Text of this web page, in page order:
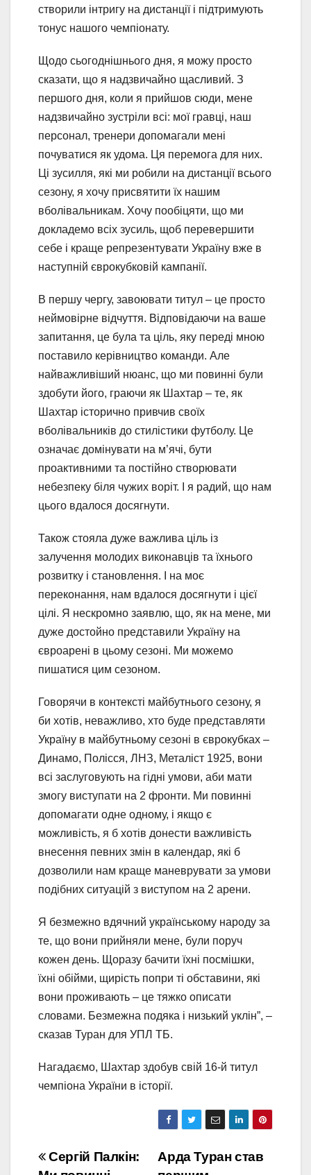
створили інтригу на дистанції і підтримують
тонус нашого чемпіонату.
Щодо сьогоднішнього дня, я можу просто
сказати, що я надзвичайно щасливий. З
першого дня, коли я прийшов сюди, мене
надзвичайно зустріли всі: мої гравці, наш
персонал, тренери допомагали мені
почуватися як удома. Ця перемога для них.
Ці зусилля, які ми робили на дистанції всього
сезону, я хочу присвятити їх нашим
вболівальникам. Хочу пообіцяти, що ми
докладемо всіх зусиль, щоб перевершити
себе і краще репрезентувати Україну вже в
наступній єврокубковій кампанії.
В першу чергу, завоювати титул – це просто
неймовірне відчуття. Відповідаючи на ваше
запитання, це була та ціль, яку переді мною
поставило керівництво команди. Але
найважливіший нюанс, що ми повинні були
здобути його, граючи як Шахтар – те, як
Шахтар історично привчив своїх
вболівальників до стилістики футболу. Це
означає домінувати на м’ячі, бути
проактивними та постійно створювати
небезпеку біля чужих воріт. І я радий, що нам
цього вдалося досягнути.
Також стояла дуже важлива ціль із
залучення молодих виконавців та їхнього
розвитку і становлення. І на моє
переконання, нам вдалося досягнути і цієї
цілі. Я нескромно заявлю, що, як на мене, ми
дуже достойно представили Україну на
євроарені в цьому сезоні. Ми можемо
пишатися цим сезоном.
Говорячи в контексті майбутнього сезону, я
би хотів, неважливо, хто буде представляти
Україну в майбутньому сезоні в єврокубках –
Динамо, Полісся, ЛНЗ, Металіст 1925, вони
всі заслуговують на гідні умови, аби мати
змогу виступати на 2 фронти. Ми повинні
допомагати одне одному, і якщо є
можливість, я б хотів донести важливість
внесення певних змін в календар, які б
дозволили нам краще маневрувати за умови
подібних ситуацій з виступом на 2 арени.
Я безмежно вдячний українському народу за
те, що вони прийняли мене, були поруч
кожен день. Щоразу бачити їхні посмішки,
їхні обійми, щирість попри ті обставини, які
вони проживають – це тяжко описати
словами. Безмежна подяка і низький уклін”, –
сказав Туран для УПЛ ТБ.
Нагадаємо, Шахтар здобув свій 16-й титул
чемпіона України в історії.
Навігація
Арда Туран став
Сергій Палкін: